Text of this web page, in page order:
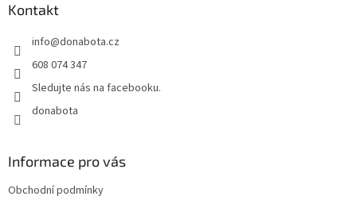
Kontakt
info@donabota.cz
608 074 347
Sledujte nás na facebooku.
donabota
Informace pro vás
Obchodní podmínky